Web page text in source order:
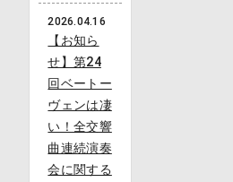
2026.04.16
【お知ら
せ】第24
回ベートー
ヴェンは凄
い！全交響
曲連続演奏
会に関する